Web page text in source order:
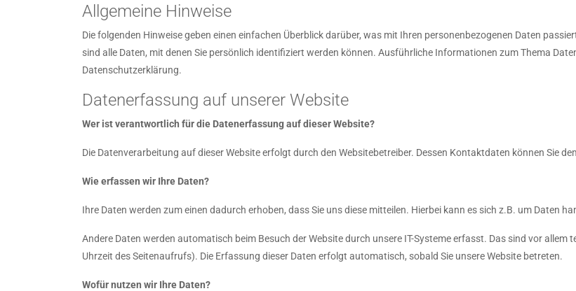
Allgemeine Hinweise
Die folgenden Hinweise geben einen einfachen Überblick darüber, was mit Ihren personenbezogenen Daten
sind alle Daten, mit denen Sie persönlich identifiziert werden können. Ausführliche Informationen zum Thema
Datenschutzerklärung.
Datenerfassung auf unserer Website
Wer ist verantwortlich für die Datenerfassung auf dieser Website?
Die Datenverarbeitung auf dieser Website erfolgt durch den Websitebetreiber. Dessen Kontaktdaten können Sie
Wie erfassen wir Ihre Daten?
Ihre Daten werden zum einen dadurch erhoben, dass Sie uns diese mitteilen. Hierbei kann es sich z.B. um Daten
Andere Daten werden automatisch beim Besuch der Website durch unsere IT-Systeme erfasst. Das sind vor
Uhrzeit des Seitenaufrufs). Die Erfassung dieser Daten erfolgt automatisch, sobald Sie unsere Website betreten.
Wofür nutzen wir Ihre Daten?